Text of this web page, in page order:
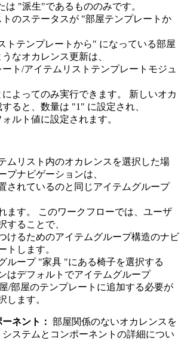
は "派生"であるもののみです。
トのステータスが "部屋テンプレートか
トテンプレートから" になっている部屋
なオカレンス更新は、
ト/アイテムリストテンプレートモジュ
よってのみ実行できます。 新しいオカ
ると、数量は "1" に設定され、
ルト値に設定されます。
ムリスト内のオカレンスを選択した場
プナビゲーションは、
されているのと同じアイテムグループ
ます。 このワークフローでは、ユーザ
することで、
けるためのアイテムグループ構造のナビ
トします。
ループ "家具 "にある椅子を選択する
はデフォルトでアイテムグループ
/部屋のテンプレートに追加する必要が
します。
ネント： 部屋関係のないオカレンスを
ステムとコンポーネントの詳細につい